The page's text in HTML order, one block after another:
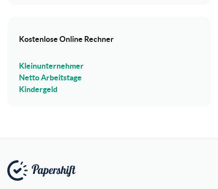
Kostenlose Online Rechner
Kleinunternehmer
Netto Arbeitstage
Kindergeld